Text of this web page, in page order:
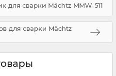
для сварки Mächtz MMW-511
для сварки Mächtz